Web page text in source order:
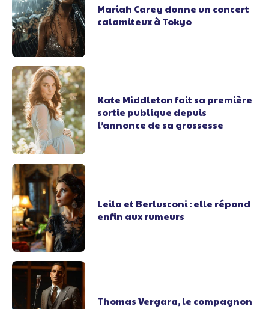
Mariah Carey donne un concert
calamiteux à Tokyo
Kate Middleton fait sa première
sortie publique depuis
l’annonce de sa grossesse
Leila et Berlusconi : elle répond
enfin aux rumeurs
Thomas Vergara, le compagnon